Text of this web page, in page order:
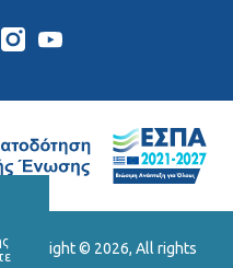
Copyright © 2026, All rights